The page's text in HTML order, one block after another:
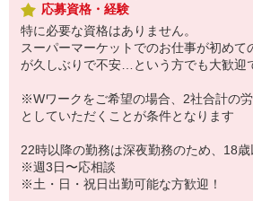
応募資格・経験
特に必要な資格はありません。
スーパーマーケットでのお仕事が初めて
が久しぶりで不安…という方でも大歓迎
※Wワークをご希望の場合、2社合計の
としていただくことが条件となります
22時以降の勤務は深夜勤務のため、18歳
※週3日〜応相談
※土・日・祝日出勤可能な方歓迎！